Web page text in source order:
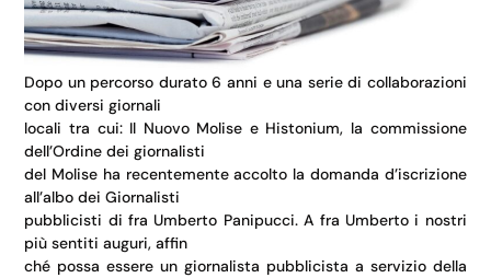
Dopo un percorso durato 6 anni e una serie di collaborazioni
con diversi giornali
locali tra cui: Il Nuovo Molise e Histonium, la commissione
dell’Ordine dei giornalisti
del Molise ha recentemente accolto la domanda d’iscrizione
all’albo dei Giornalisti
pubblicisti di fra Umberto Panipucci. A fra Umberto i nostri
più sentiti auguri, affin
ché possa essere un giornalista pubblicista a servizio della